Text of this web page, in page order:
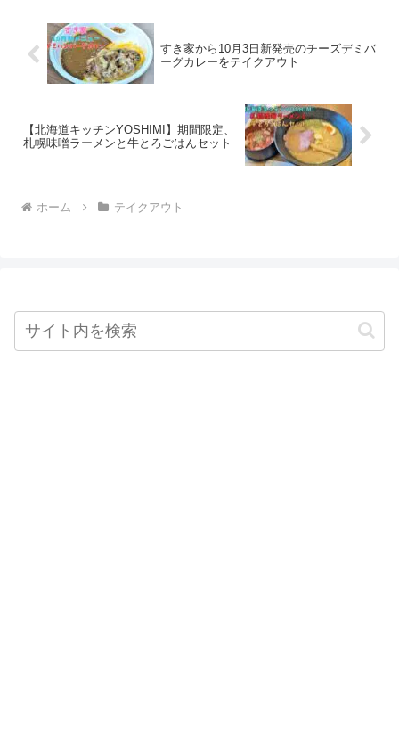
すき家から10月3日新発売のチーズデミバ
ーグカレーをテイクアウト
【北海道キッチンYOSHIMI】期間限定、
札幌味噌ラーメンと牛とろごはんセット
ホーム テイクアウト